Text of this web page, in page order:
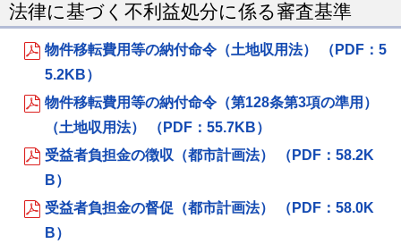
法律に基づく不利益処分に係る審査基準
物件移転費用等の納付命令（土地収用法） （PDF：5
5.2KB）
物件移転費用等の納付命令（第128条第3項の準用）
（土地収用法） （PDF：55.7KB）
受益者負担金の徴収（都市計画法） （PDF：58.2K
B）
受益者負担金の督促（都市計画法） （PDF：58.0K
B）